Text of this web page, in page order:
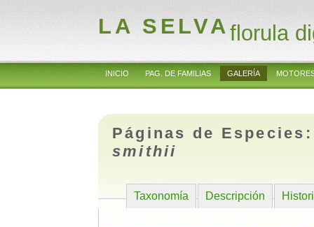
LA SELVAflorula
INICIO PAG. DE FAMILIAS GALERÍA
Páginas de
smithii
Taxonomía Descripción